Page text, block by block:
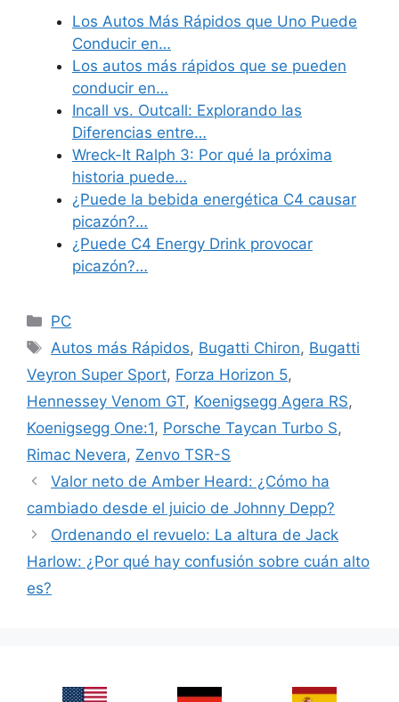
Los Autos Más Rápidos que Uno Puede
Conducir en…
Los autos más rápidos que se pueden
conducir en…
Incall vs. Outcall: Explorando las
Diferencias entre…
Wreck-It Ralph 3: Por qué la próxima
historia puede…
¿Puede la bebida energética C4 causar
picazón?…
¿Puede C4 Energy Drink provocar
picazón?…
Categories
PC
Tags
Autos más Rápidos, Bugatti Chiron, Bugatti
Veyron Super Sport, Forza Horizon 5,
Hennessey Venom GT, Koenigsegg Agera RS,
Koenigsegg One:1, Porsche Taycan Turbo S,
Rimac Nevera, Zenvo TSR-S
Valor neto de Amber Heard: ¿Cómo ha
cambiado desde el juicio de Johnny Depp?
Ordenando el revuelo: La altura de Jack
Harlow: ¿Por qué hay confusión sobre cuán alto
es?